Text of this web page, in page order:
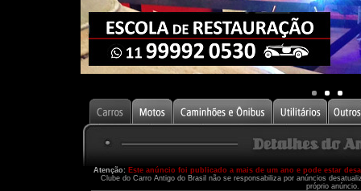
Atenção: Este anúncio foi publicado a mais de um ano e pode estar
Clube do Carro Antigo do Brasil não se responsabiliza por anúncios
próprio anúncio.